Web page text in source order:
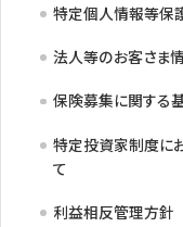
特定個人情報等保
法人等のお客さま
保険募集に関する
特定投資家制度に
て
利益相反管理方針